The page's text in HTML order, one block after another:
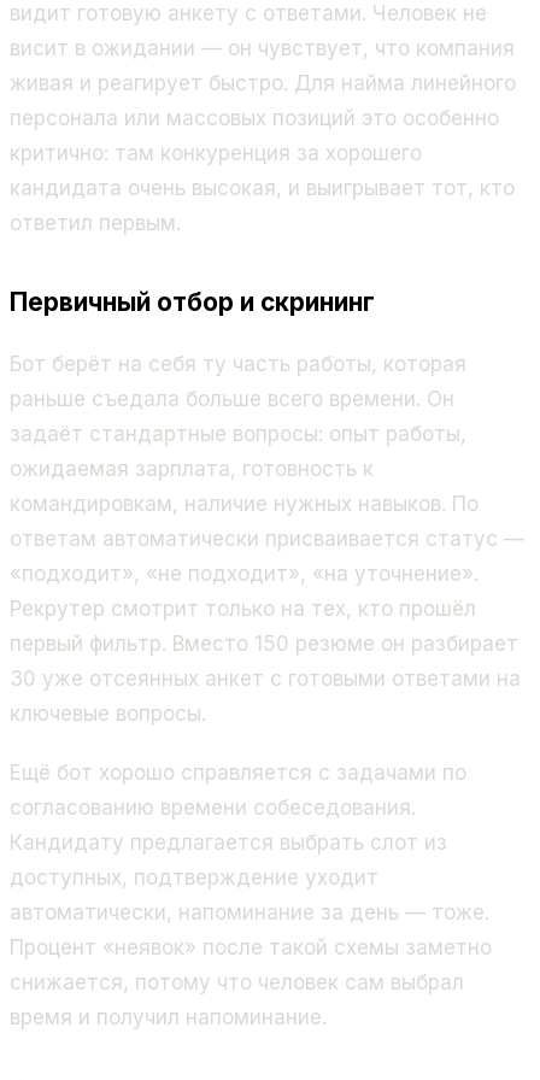
видит готовую анкету с ответами. Человек не
висит в ожидании — он чувствует, что компания
живая и реагирует быстро. Для найма линейного
персонала или массовых позиций это особенно
критично: там конкуренция за хорошего
кандидата очень высокая, и выигрывает тот, кто
ответил первым.
Первичный отбор и скрининг
Бот берёт на себя ту часть работы, которая
раньше съедала больше всего времени. Он
задаёт стандартные вопросы: опыт работы,
ожидаемая зарплата, готовность к
командировкам, наличие нужных навыков. По
ответам автоматически присваивается статус —
«подходит», «не подходит», «на уточнение».
Рекрутер смотрит только на тех, кто прошёл
первый фильтр. Вместо 150 резюме он разбирает
30 уже отсеянных анкет с готовыми ответами на
ключевые вопросы.
Ещё бот хорошо справляется с задачами по
согласованию времени собеседования.
Кандидату предлагается выбрать слот из
доступных, подтверждение уходит
автоматически, напоминание за день — тоже.
Процент «неявок» после такой схемы заметно
снижается, потому что человек сам выбрал
время и получил напоминание.